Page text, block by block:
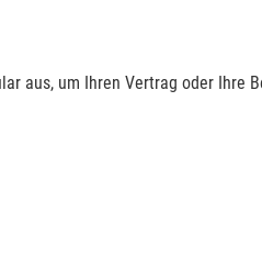
aus, um Ihren Vertrag oder Ihre